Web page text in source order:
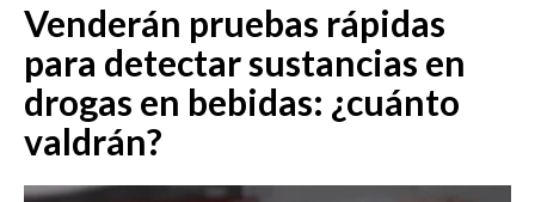
EMISIÓN 7:00 PM
Venderán pruebas rápidas
para detectar sustancias en
drogas en bebidas: ¿cuánto
valdrán?